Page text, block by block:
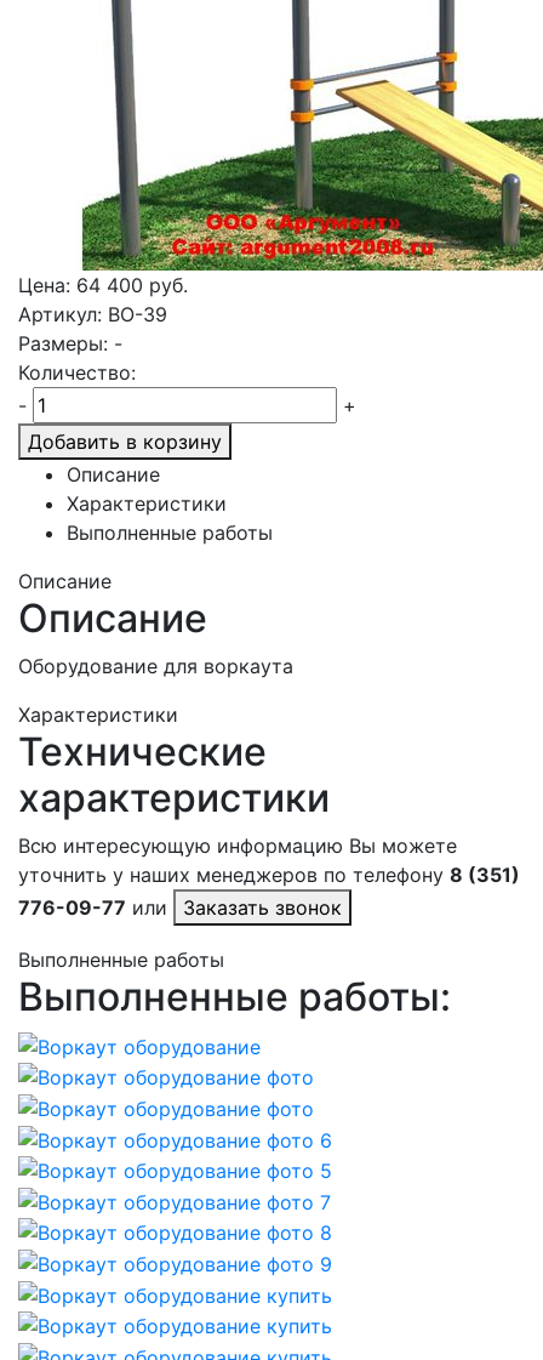
Цена: 64 400 руб.
Артикул: ВО-39
Размеры: -
Количество:
-
+
Добавить в корзину
Описание
Характеристики
Выполненные работы
Описание
Описание
Оборудование для воркаута
Характеристики
Технические
характеристики
Всю интересующую информацию Вы можете
уточнить у наших менеджеров по телефону 8 (351)
776-09-77 или Заказать звонок
Выполненные работы
Выполненные работы: